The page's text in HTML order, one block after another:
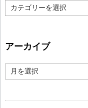
テ
ー
アーカイブ
ー